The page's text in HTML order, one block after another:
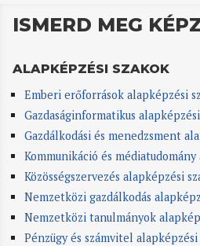
ISMERD MEG
ALAPKÉPZÉSI SZAKOK
Emberi erőforrások alapképzési
Gazdaságinformatikus
Gazdálkodási és menedzsment
Kommunikáció és
Közösségszervezés alapképzési
Nemzetközi gazdálkodás
Nemzetközi tanulmányok
Pénzügy és számvitel alapképzési